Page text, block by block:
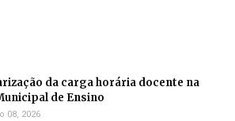
da carga horária docente na
de Ensino
08, 2026